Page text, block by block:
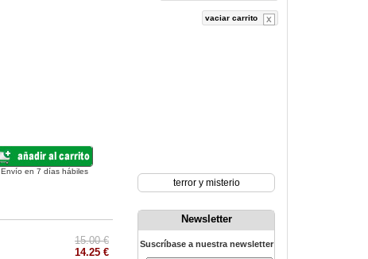
Envío en 7 días hábiles
15.00 €
14.25 €
vaciar carrito
terror y misterio
Newsletter
Suscríbase a nuestra newsletter